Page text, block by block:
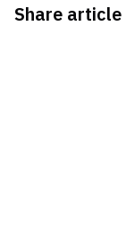
Share article